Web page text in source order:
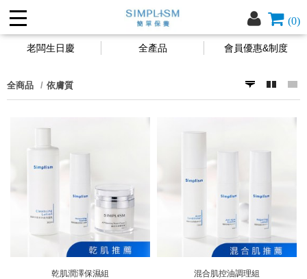
(0)
老闆生日慶 全產品 會員優惠&制度
全商品 依膚質
乾肌潤澤保濕組 混合肌控油調理組